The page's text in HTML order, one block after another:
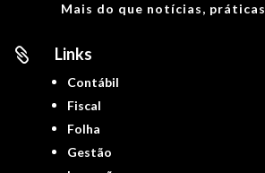
Mais do que notícias,
 Links
Contábil
Fiscal
Folha
Gestão